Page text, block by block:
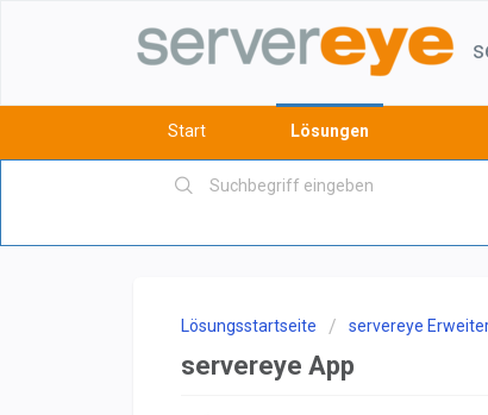
Start Lösungen
Lösungsstartseite servereye
servereye App